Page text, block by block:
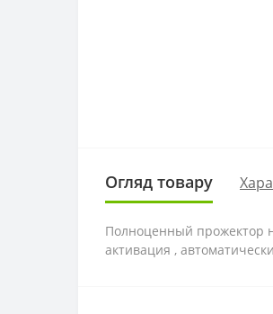
Огляд товару
Полноценный прожектор
активация ,